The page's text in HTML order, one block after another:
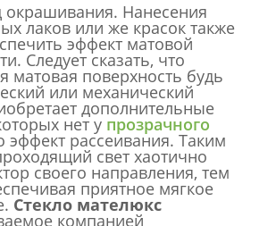
Нанесения
лаков или же красок также
эффект матовой
Следует сказать, что
матовая поверхность будь
или механический
дополнительные
нет у прозрачного
эффект рассеивания. Таким
свет хаотично
своего направления, тем
приятное мягкое
Стекло мателюкс
компанией